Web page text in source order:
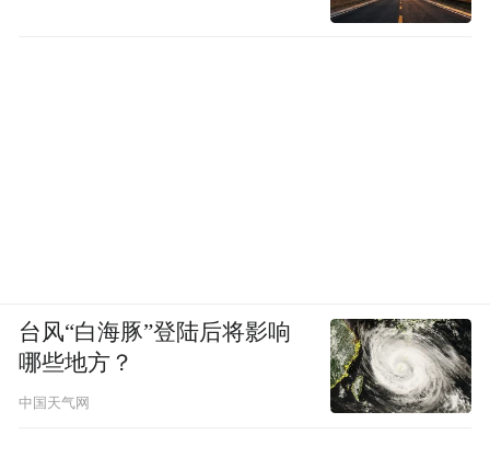
台风“白海豚”登陆后将影响
哪些地方？
中国天气网